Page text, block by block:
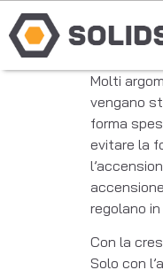
Molti
vengano
forma
evitare la
regolano
Con la
Solo con